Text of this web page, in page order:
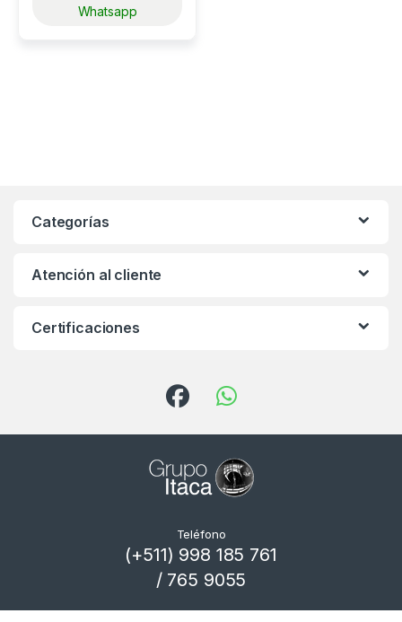
Whatsapp
Categorías
Atención al cliente
Certificaciones
Teléfono
(+511) 998 185 761
/ 765 9055